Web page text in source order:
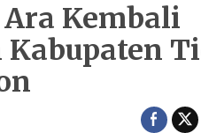
Kembali
Kabupaten